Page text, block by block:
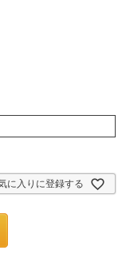
に入りに登録する